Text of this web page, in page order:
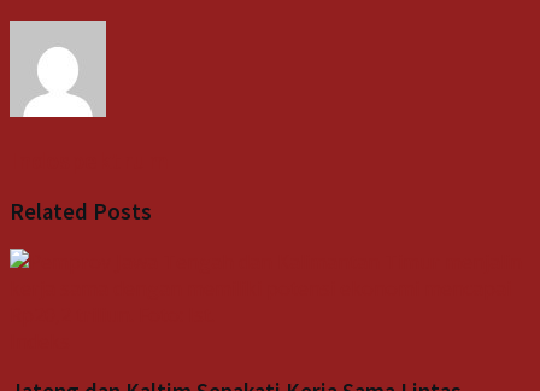
Related Posts